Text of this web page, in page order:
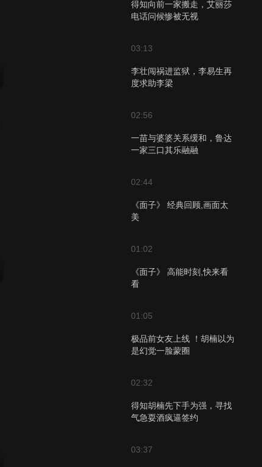
得知向前一家搬走，艾丽莎
电话问候惨被无视
03:13
李壮闯祸进监狱，李易生再
度求助李梁
02:56
一苗与婆婆关系缓和，鲁达
一家三口其乐融融
02:44
《面子》 经典回顾,画面太
美
01:02
《面子》 高能时刻,快来看
看
01:05
极品前女友上线 ！胡楠以为
是幻觉一脸蒙圈
02:32
得知胡楠先下手为强，寻找
气急耍酒疯逼签约
03:37